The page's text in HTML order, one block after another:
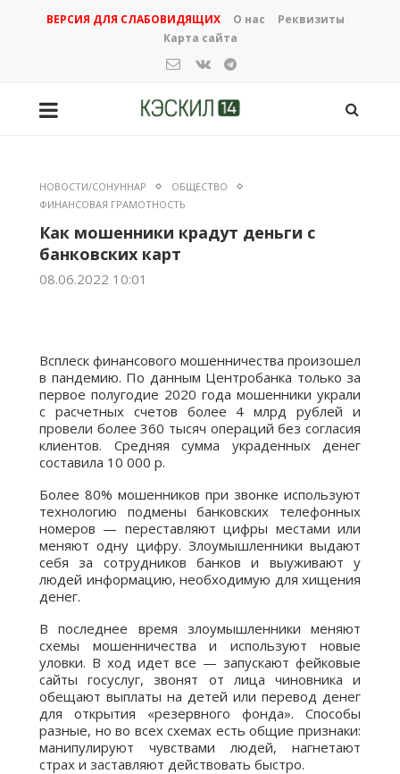
ВЕРСИЯ ДЛЯ СЛАБОВИДЯЩИХ О нас
Реквизиты
Карта сайта
НОВОСТИ/СОНУННАР
ОБЩЕСТВО
ФИНАНСОВАЯ ГРАМОТНОСТЬ
Как мошенники крадут деньги с
банковских карт
08.06.2022 10:01
Всплеск финансового мошенничества произошел
в пандемию. По данным Центробанка только за
первое полугодие 2020 года мошенники украли
с расчетных счетов более 4 млрд рублей и
провели более 360 тысяч операций без согласия
клиентов. Средняя сумма украденных денег
составила 10 000 р.
Более 80% мошенников при звонке используют
технологию подмены банковских телефонных
номеров — переставляют цифры местами или
меняют одну цифру. Злоумышленники выдают
себя за сотрудников банков и выуживают у
людей информацию, необходимую для хищения
денег.
В последнее время злоумышленники меняют
схемы мошенничества и используют новые
уловки. В ход идет все — запускают фейковые
сайты госуслуг, звонят от лица чиновника и
обещают выплаты на детей или перевод денег
для открытия «резервного фонда». Способы
разные, но во всех схемах есть общие признаки:
манипулируют чувствами людей, нагнетают
страх и заставляют действовать быстро.